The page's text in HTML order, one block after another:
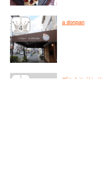
a donpan
プルミエ サンジ